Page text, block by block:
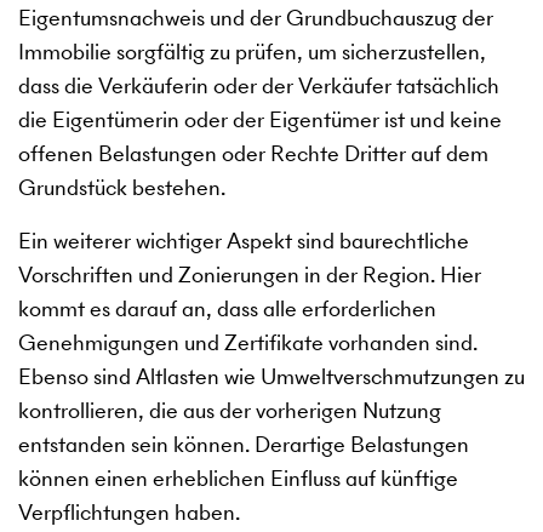
Eigentumsnachweis und der Grundbuchauszug der
Immobilie sorgfältig zu prüfen, um sicherzustellen,
dass die Verkäuferin oder der Verkäufer tatsächlich
die Eigentümerin oder der Eigentümer ist und keine
offenen Belastungen oder Rechte Dritter auf dem
Grundstück bestehen.
Ein weiterer wichtiger Aspekt sind baurechtliche
Vorschriften und Zonierungen in der Region. Hier
kommt es darauf an, dass alle erforderlichen
Genehmigungen und Zertifikate vorhanden sind.
Ebenso sind Altlasten wie Umweltverschmutzungen zu
kontrollieren, die aus der vorherigen Nutzung
entstanden sein können. Derartige Belastungen
können einen erheblichen Einfluss auf künftige
Verpflichtungen haben.